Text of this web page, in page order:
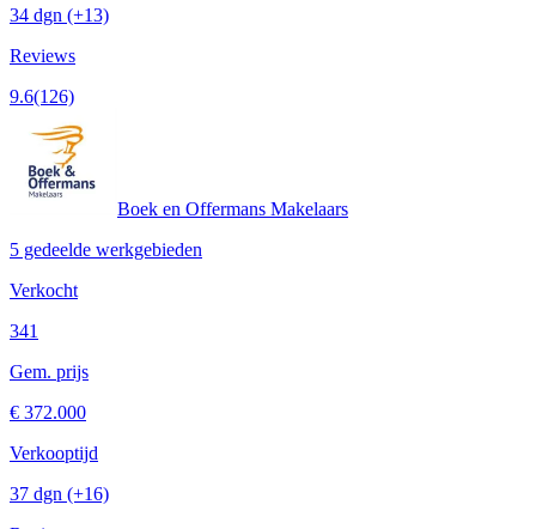
34 dgn (+13)
Reviews
9.6(126)
Boek en Offermans Makelaars
5 gedeelde werkgebieden
Verkocht
341
Gem. prijs
€ 372.000
Verkooptijd
37 dgn (+16)